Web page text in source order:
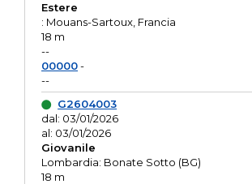
Estere
: Mouans-Sartoux, Francia
18 m
--
00000-
--
G2604003
dal: 03/01/2026
al: 03/01/2026
Giovanile
Lombardia: Bonate Sotto (BG)
18 m